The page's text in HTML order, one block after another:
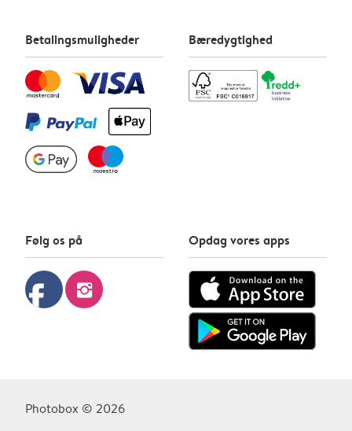
Betalingsmuligheder Bæredygtighed
Følg os på
facebook instagram
Opdag vores apps
Photobox © 2026